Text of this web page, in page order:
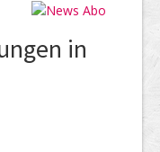
in